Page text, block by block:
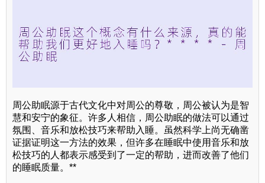
周公助眠源于古代文化中对周公的尊敬，周公被认为是智
慧和安宁的象征。许多人相信，周公助眠的做法可以通过
氛围、音乐和放松技巧来帮助入睡。虽然科学上尚无确凿
证据证明这一方法的效果，但许多在睡眠中使用音乐和放
松技巧的人都表示感受到了一定的帮助，进而改善了他们
的睡眠质量。**